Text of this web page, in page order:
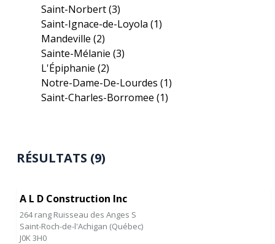
Saint-Norbert(3)
Saint-Ignace-de-Loyola(1)
Mandeville(2)
Sainte-Mélanie(3)
L'Épiphanie(2)
Notre-Dame-De-Lourdes(1)
Saint-Charles-Borromee(1)
RÉSULTATS (9)
A L D Construction Inc
264 rang Ruisseau des Anges S
Saint-Roch-de-l'Achigan (Québec)
J0K 3H0